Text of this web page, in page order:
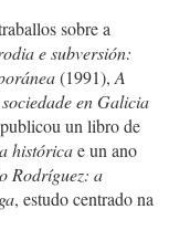
sobre a
e subversión:
(1991), A
en Galicia
un libro de
históricae un ano
Rodríguez: a
, estudo centrado na